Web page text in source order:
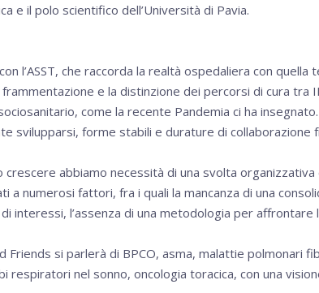
e il polo scientifico dell’Università di Pavia.
l’ASST, che raccorda la realtà ospedaliera con
e la distinzione dei percorsi di cura tra
come la recente Pandemia ci ha
svilupparsi, forme stabili e durature di collaborazione
crescere abbiamo necessità di una svolta
a numerosi fattori, fra i quali la mancanza di una
interessi, l’assenza di una metodologia per affrontare
Friends si parlerà di BPCO, asma, malattie polmonari
respiratori nel sonno, oncologia toracica, con una